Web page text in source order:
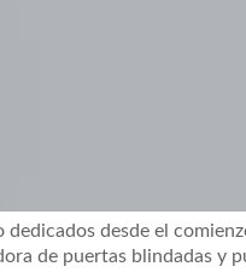
desde el
de puertas blindadas y